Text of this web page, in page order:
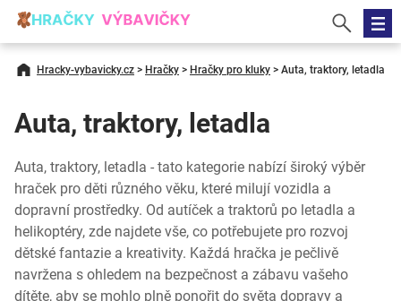
Hracky-vybavicky.cz > Hračky > Hračky pro kluky > Auta, traktory, letadla
Auta, traktory, letadla
Auta, traktory, letadla - tato kategorie nabízí široký výběr
hraček pro děti různého věku, které milují vozidla a
dopravní prostředky. Od autíček a traktorů po letadla a
helikoptéry, zde najdete vše, co potřebujete pro rozvoj
dětské fantazie a kreativity. Každá hračka je pečlivě
navržena s ohledem na bezpečnost a zábavu vašeho
dítěte, aby se mohlo plně ponořit do světa dopravy a